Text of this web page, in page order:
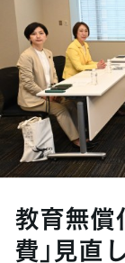
教育無
費」見